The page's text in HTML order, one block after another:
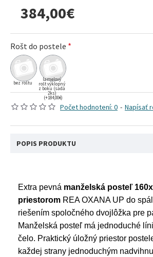
Počet hodnotení: 0 - Napísať
384,00€
Rošt do postele
bez roštu
lamelový
rošt výklopný
z boku (sada
2ks)
(+184,00€)
POPIS PRODUKTU
Extra pevná manželská posteľ
priestorom REA OXANA UP do
riešením spoločného dvojlôžka pre
Manželská posteľ má jednoduché
čelo. Praktický úložný priestor
každej strany jednoduchým